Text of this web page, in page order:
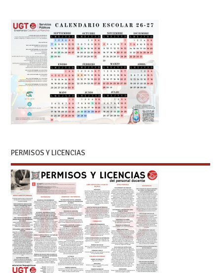
PERMISOS Y LICENCIAS